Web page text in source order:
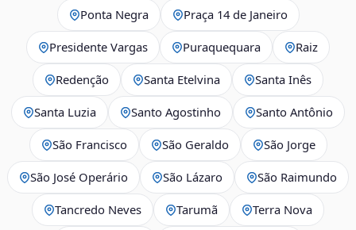
Ponta Negra Praça 14 de Janeiro
Presidente Vargas Puraquequara Raiz
Redenção Santa Etelvina Santa Inês
Santa Luzia Santo Agostinho Santo Antônio
São Francisco São Geraldo São Jorge
São José Operário São Lázaro São Raimundo
Tancredo Neves Tarumã Terra Nova